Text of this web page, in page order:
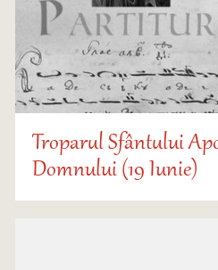
Troparul Sfântului
Domnului (19 Iunie)